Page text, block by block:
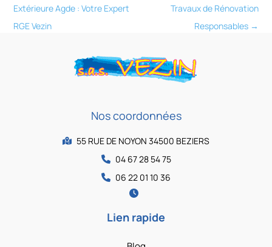
Extérieure Agde : Votre Expert
RGE Vezin
Travaux de Rénovation
Responsables →
Nos coordonnées
55 RUE DE NOYON 34500 BEZIERS
04 67 28 54 75
06 22 01 10 36
Lien rapide